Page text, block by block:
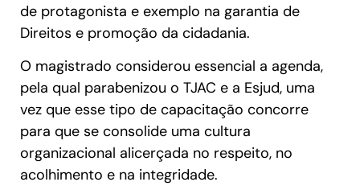
de protagonista e exemplo na garantia de
Direitos e promoção da cidadania.
O magistrado considerou essencial a agenda,
pela qual parabenizou o TJAC e a Esjud, uma
vez que esse tipo de capacitação concorre
para que se consolide uma cultura
organizacional alicerçada no respeito, no
acolhimento e na integridade.